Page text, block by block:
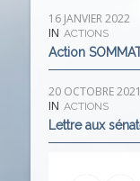
16 JANVIER 2022
IN ACTIONS
Action
20 OCTOBRE 2021
IN ACTIONS
Lettre aux